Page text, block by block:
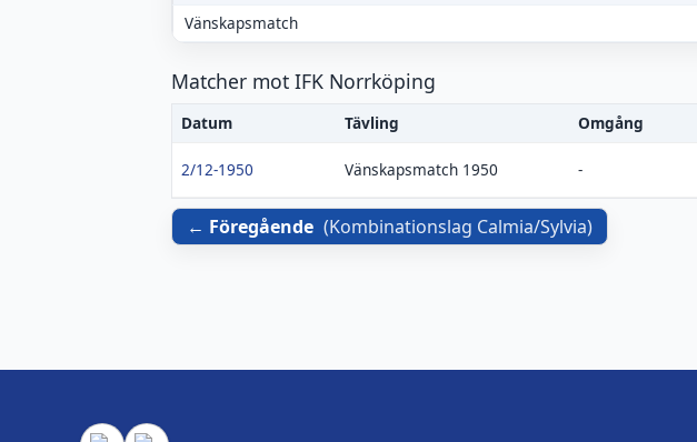
Vänskapsmatch
Matcher mot IFK Norrköping
Datum Tävling Omgång
2/12-1950 Vänskapsmatch 1950 -
Föregående (Kombinationslag Calmia/Sylvia)